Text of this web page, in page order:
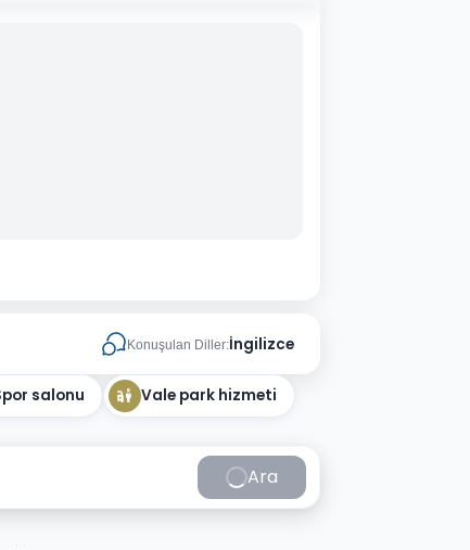
Konuşulan Diller:İngilizce
salonu Vale park hizmeti
Ara